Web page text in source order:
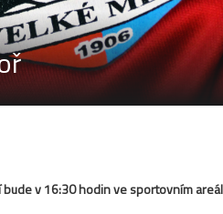
v 16:30 hodin ve sportovním